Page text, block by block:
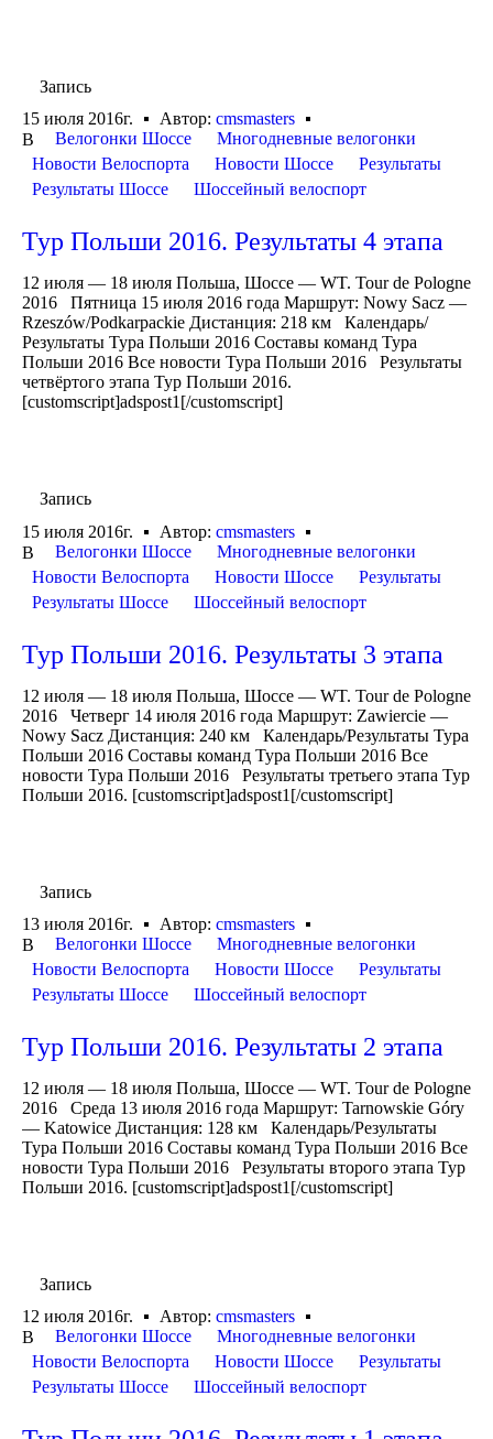
Запись
15 июля 2016г.
Автор: cmsmasters
В
Велогонки Шоссе
Многодневные велогонки
Новости Велоспорта
Новости Шоссе
Результаты
Результаты Шоссе
Шоссейный велоспорт
Тур Польши 2016. Результаты 4 этапа
12 июля — 18 июля Польша, Шоссе — WT. Tour de Pologne
2016 Пятница 15 июля 2016 года Маршрут: Nowy Sacz —
Rzeszów/Podkarpackie Дистанция: 218 км Календарь/
Результаты Тура Польши 2016 Составы команд Тура
Польши 2016 Все новости Тура Польши 2016 Результаты
четвёртого этапа Тур Польши 2016.
[customscript]adspost1[/customscript]
Запись
15 июля 2016г.
Автор: cmsmasters
В
Велогонки Шоссе
Многодневные велогонки
Новости Велоспорта
Новости Шоссе
Результаты
Результаты Шоссе
Шоссейный велоспорт
Тур Польши 2016. Результаты 3 этапа
12 июля — 18 июля Польша, Шоссе — WT. Tour de Pologne
2016 Четверг 14 июля 2016 года Маршрут: Zawiercie —
Nowy Sacz Дистанция: 240 км Календарь/Результаты Тура
Польши 2016 Составы команд Тура Польши 2016 Все
новости Тура Польши 2016 Результаты третьего этапа Тур
Польши 2016. [customscript]adspost1[/customscript]
Запись
13 июля 2016г.
Автор: cmsmasters
В
Велогонки Шоссе
Многодневные велогонки
Новости Велоспорта
Новости Шоссе
Результаты
Результаты Шоссе
Шоссейный велоспорт
Тур Польши 2016. Результаты 2 этапа
12 июля — 18 июля Польша, Шоссе — WT. Tour de Pologne
2016 Среда 13 июля 2016 года Маршрут: Tarnowskie Góry
— Katowice Дистанция: 128 км Календарь/Результаты
Тура Польши 2016 Составы команд Тура Польши 2016 Все
новости Тура Польши 2016 Результаты второго этапа Тур
Польши 2016. [customscript]adspost1[/customscript]
Запись
12 июля 2016г.
Автор: cmsmasters
В
Велогонки Шоссе
Многодневные велогонки
Новости Велоспорта
Новости Шоссе
Результаты
Результаты Шоссе
Шоссейный велоспорт